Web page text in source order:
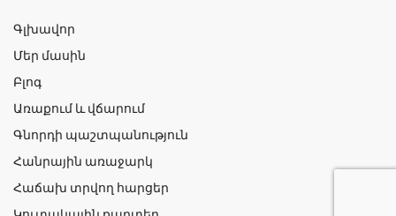
Գլխավոր
Մեր մասին
Բլոգ
Առաքում և վճարում
Գնորդի պաշտպանություն
Հանրային առաջարկ
Հաճախ տրվող հարցեր